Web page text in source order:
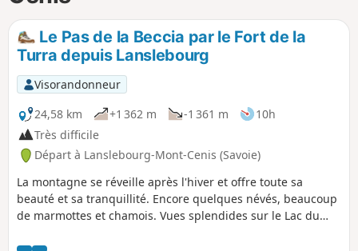
Le Pas de la Beccia par le Fort de la
Turra depuis Lanslebourg
Visorandonneur
24,58 km
+1 362 m -1 361 m
10h
Très difficile
Départ à Lanslebourg-Mont-Cenis (Savoie)
La montagne se réveille après l'hiver et offre toute sa
beauté et sa tranquillité. Encore quelques névés, beaucoup
de marmottes et chamois. Vues splendides sur le Lac du